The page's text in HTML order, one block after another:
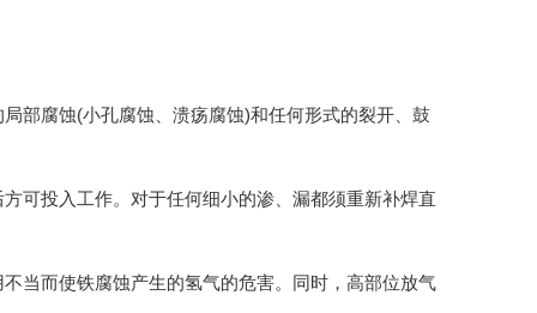
部腐蚀(小孔腐蚀、溃疡腐蚀)和任何形式的裂开、鼓
可投入工作。对于任何细小的渗、漏都须重新补焊直
当而使铁腐蚀产生的氢气的危害。同时，高部位放气